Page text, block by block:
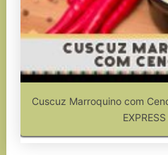
Cuscuz Marroquino com